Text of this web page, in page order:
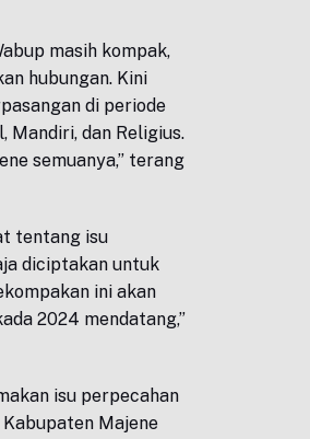
masih kompak,
hubungan. Kini
di periode
Mandiri, dan Religius.
semuanya,” terang
tentang isu
diciptakan untuk
ini akan
2024 mendatang,”
isu perpecahan
Majene